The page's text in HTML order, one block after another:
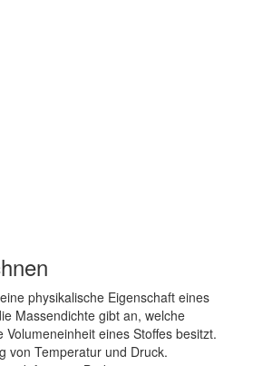
physikalische Eigenschaft eines
Massendichte gibt an, welche
Volumeneinheit eines Stoffes besitzt.
von Temperatur und Druck.